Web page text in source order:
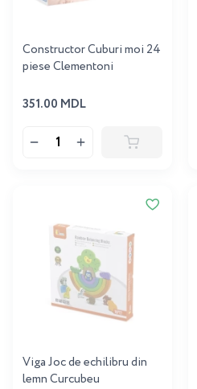
Constructor Cuburi moi 24
piese Clementoni
351.00 MDL
Viga Joc de echilibru din
lemn Curcubeu